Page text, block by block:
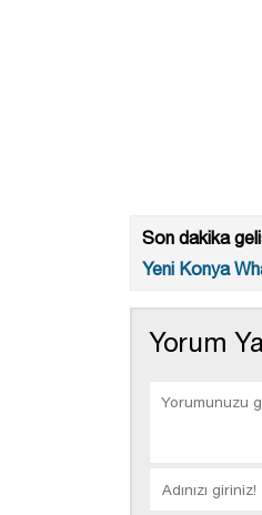
Son dakika
Yeni Konya
Yorum